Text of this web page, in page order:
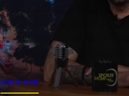
SPOILER SHOW